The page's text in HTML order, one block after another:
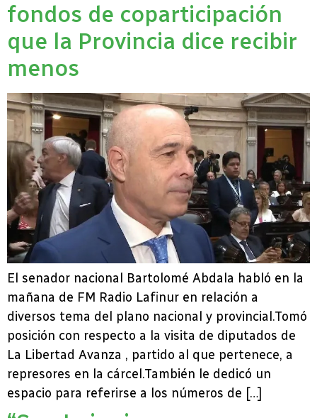
fondos de coparticipación
que la Provincia dice recibir
menos
El senador nacional Bartolomé Abdala habló en la
mañana de FM Radio Lafinur en relación a
diversos tema del plano nacional y provincial.Tomó
posición con respecto a la visita de diputados de
La Libertad Avanza , partido al que pertenece, a
represores en la cárcel.También le dedicó un
espacio para referirse a los números de […]